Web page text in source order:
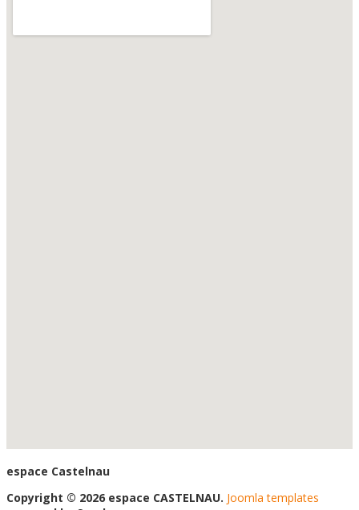
espace Castelnau
Copyright © 2026 espace CASTELNAU. Joomla templates